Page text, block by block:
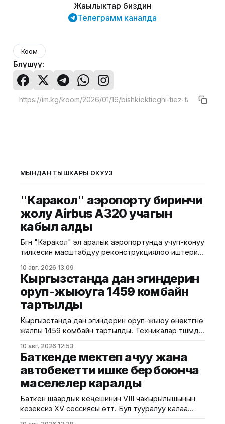
Жаңылыктар биздин
Телеграмм каналда
Коом
Бөлүшүү:
МЫНДАН ТЫШКАРЫ ОКУҢУЗ
"Каракол" аэропорту биринчи
жолу Airbus A320 учагын
кабыл алды
Бүгүн "Каракол" эл аралык аэропортунда учуп-конуу
тилкесин масштабдуу реконструкциялоо иштери
аткарылды. Аэропорттун тарыхында биринчи жолу
магистралдык класстагы Airbus A320 аба кемеси
кабыл алынды. Бул тууралуу "Кыргызстан
аэропорттору" ААКнын басма сөз кызматынан
билдиришти. Техникалык каттам жаңыланган
аэродром инфраструктурасынын ири учактарды
кабыл
10 авг. 2026 13:09
Кыргызстанда дан эгиндерин
оруп-жыюуга 1459 комбайн
тартылды
Кыргызстанда дан эгиндерин оруп-жыюу өнөктүгүнө
жалпы 1459 комбайн тартылды. Техникалар түшүмдүн
бөлүштүрүлдү. Бул тууралуу Суу ресурстары, айыл
чарба жана кайра иштетүү өнөр жайы
министрлигинен билдиришти. Чүй облусундагы
оруп-жыюу иштерине Ысык-Көл жана Нарын
облустарынан 100дөн ашык дан комбайны
тартылган. Учурда облуста оруп-жыюу
10 авг. 2026 12:53
Баткенде мектеп ачуу жана
автобекетти ишке берүү боюнча
маселелер каралды
Баткен шаардык кеңешинин VIII чакырылышынын
кезексиз XV сессиясы өттү. Бул тууралуу калаа